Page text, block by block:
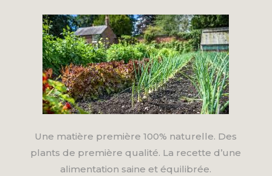
Une matière première 100% naturelle. Des
plants de première qualité. La recette d’une
alimentation saine et équilibrée.